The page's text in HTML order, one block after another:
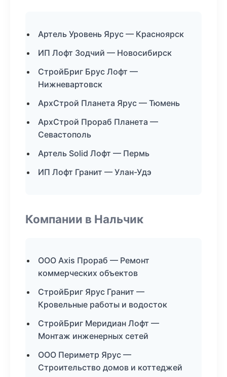
Артель Уровень Ярус — Красноярск
ИП Лофт Зодчий — Новосибирск
СтройБриг Брус Лофт —
Нижневартовск
АрхСтрой Планета Ярус — Тюмень
АрхСтрой Прораб Планета —
Севастополь
Артель Solid Лофт — Пермь
ИП Лофт Гранит — Улан-Удэ
Компании в Нальчик
ООО Axis Прораб — Ремонт
коммерческих объектов
СтройБриг Ярус Гранит —
Кровельные работы и водосток
СтройБриг Меридиан Лофт —
Монтаж инженерных сетей
ООО Периметр Ярус —
Строительство домов и коттеджей